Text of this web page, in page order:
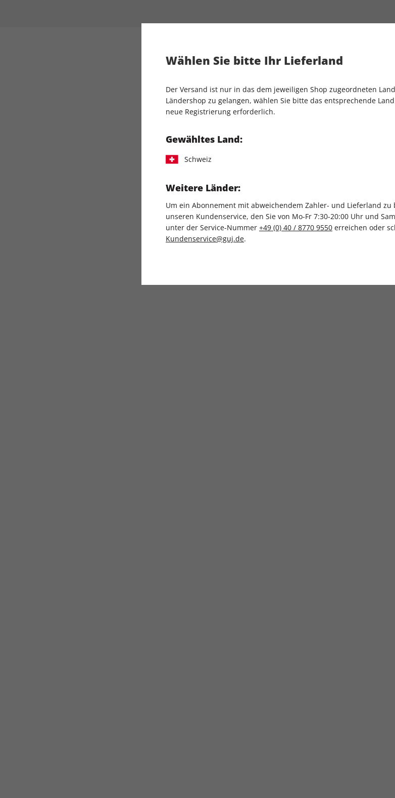
Wählen Sie bitte Ihr Lieferland
Der Versand ist nur in das dem jeweiligen Shop zugeordneten
Ländershop zu gelangen, wählen Sie bitte das entsprechende
neue Registrierung erforderlich.
Gewähltes Land:
Schweiz
Weitere Länder:
Um ein Abonnement mit abweichendem Zahler- und Lieferland
unseren Kundenservice, den Sie von Mo-Fr 7:30-20:00 Uhr und
unter der Service-Nummer +49 (0) 40 / 8770 9550 erreichen oder
Kundenservice@guj.de.